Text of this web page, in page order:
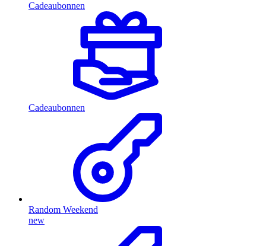
Cadeaubonnen
Cadeaubonnen
Random Weekend
new